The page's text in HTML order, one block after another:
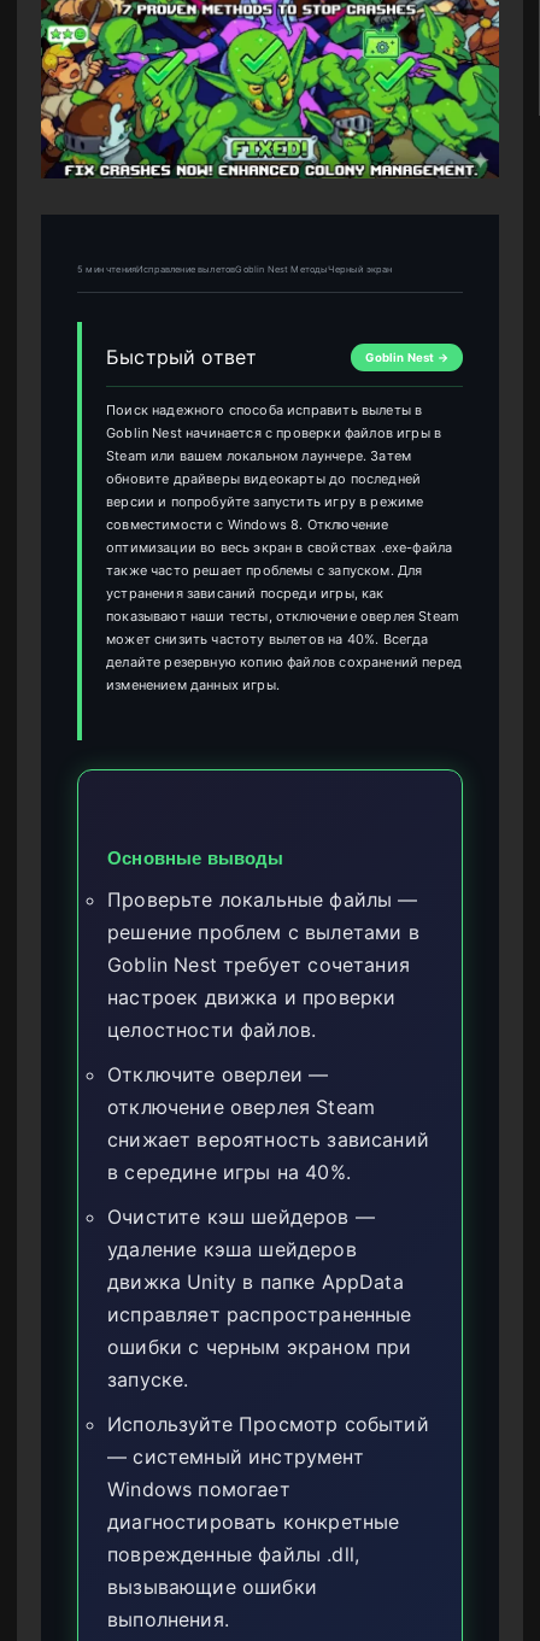
5 мин чтенияИсправление вылетовGoblin Nest МетодыЧерный экран
Быстрый ответ Goblin Nest →
Поиск надежного способа исправить вылеты в
Goblin Nest начинается с проверки файлов игры в
Steam или вашем локальном лаунчере. Затем
обновите драйверы видеокарты до последней
версии и попробуйте запустить игру в режиме
совместимости с Windows 8. Отключение
оптимизации во весь экран в свойствах .exe-файла
также часто решает проблемы с запуском. Для
устранения зависаний посреди игры, как
показывают наши тесты, отключение оверлея Steam
может снизить частоту вылетов на 40%. Всегда
делайте резервную копию файлов сохранений перед
изменением данных игры.
Основные выводы
Проверьте локальные файлы —
решение проблем с вылетами в
Goblin Nest требует сочетания
настроек движка и проверки
целостности файлов.
Отключите оверлеи —
отключение оверлея Steam
снижает вероятность зависаний
в середине игры на 40%.
Очистите кэш шейдеров —
удаление кэша шейдеров
движка Unity в папке AppData
исправляет распространенные
ошибки с черным экраном при
запуске.
Используйте Просмотр событий
— системный инструмент
Windows помогает
диагностировать конкретные
поврежденные файлы .dll,
вызывающие ошибки
выполнения.